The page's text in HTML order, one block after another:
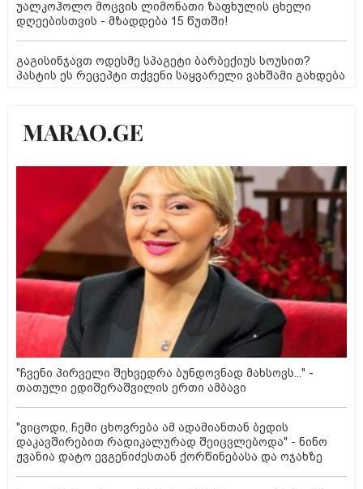
უალკოჰოლო მოცვის ლიმონათი ზაფხულის ცხელი
დღეებისთვის - მზადდება 15 წუთში!
გაგისინჯავთ ოდესმე სპაგეტი ბარბექიუს სოუსით?
პასტის ეს რეცეპტი თქვენი საყვარელი ვახშამი გახდება
"ჩვენი პირველი შეხვედრა ბუნდოვნად მახსოვს..." -
თათული ედიშერაშვილის ერთი ამბავი
"ვიცოდი, ჩემი ცხოვრება ამ ადამიანთან ბედის
დაკავშირებით რადიკალურად შეიცვლებოდა" - ნინო
ჟვანია დატო ევგენიძესთან ქორწინებასა და ოჯახზე